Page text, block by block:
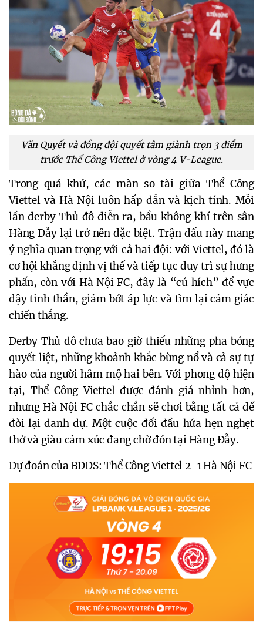
Văn Quyết và đồng đội quyết tâm giành trọn 3 điểm
trước Thể Công Viettel ở vòng 4 V-League.
Trong quá khứ, các màn so tài giữa Thể Công
Viettel và Hà Nội luôn hấp dẫn và kịch tính. Mỗi
lần derby Thủ đô diễn ra, bầu không khí trên sân
Hàng Đẫy lại trở nên đặc biệt. Trận đấu này mang
ý nghĩa quan trọng với cả hai đội: với Viettel, đó là
cơ hội khẳng định vị thế và tiếp tục duy trì sự hưng
phấn, còn với Hà Nội FC, đây là “cú hích” để vực
dậy tinh thần, giảm bớt áp lực và tìm lại cảm giác
chiến thắng.
Derby Thủ đô chưa bao giờ thiếu những pha bóng
quyết liệt, những khoảnh khắc bùng nổ và cả sự tự
hào của người hâm mộ hai bên. Với phong độ hiện
tại, Thể Công Viettel được đánh giá nhỉnh hơn,
nhưng Hà Nội FC chắc chắn sẽ chơi bằng tất cả để
đòi lại danh dự. Một cuộc đối đầu hứa hẹn nghẹt
thở và giàu cảm xúc đang chờ đón tại Hàng Đẫy.
Dự đoán của BDDS: Thể Công Viettel 2-1 Hà Nội FC